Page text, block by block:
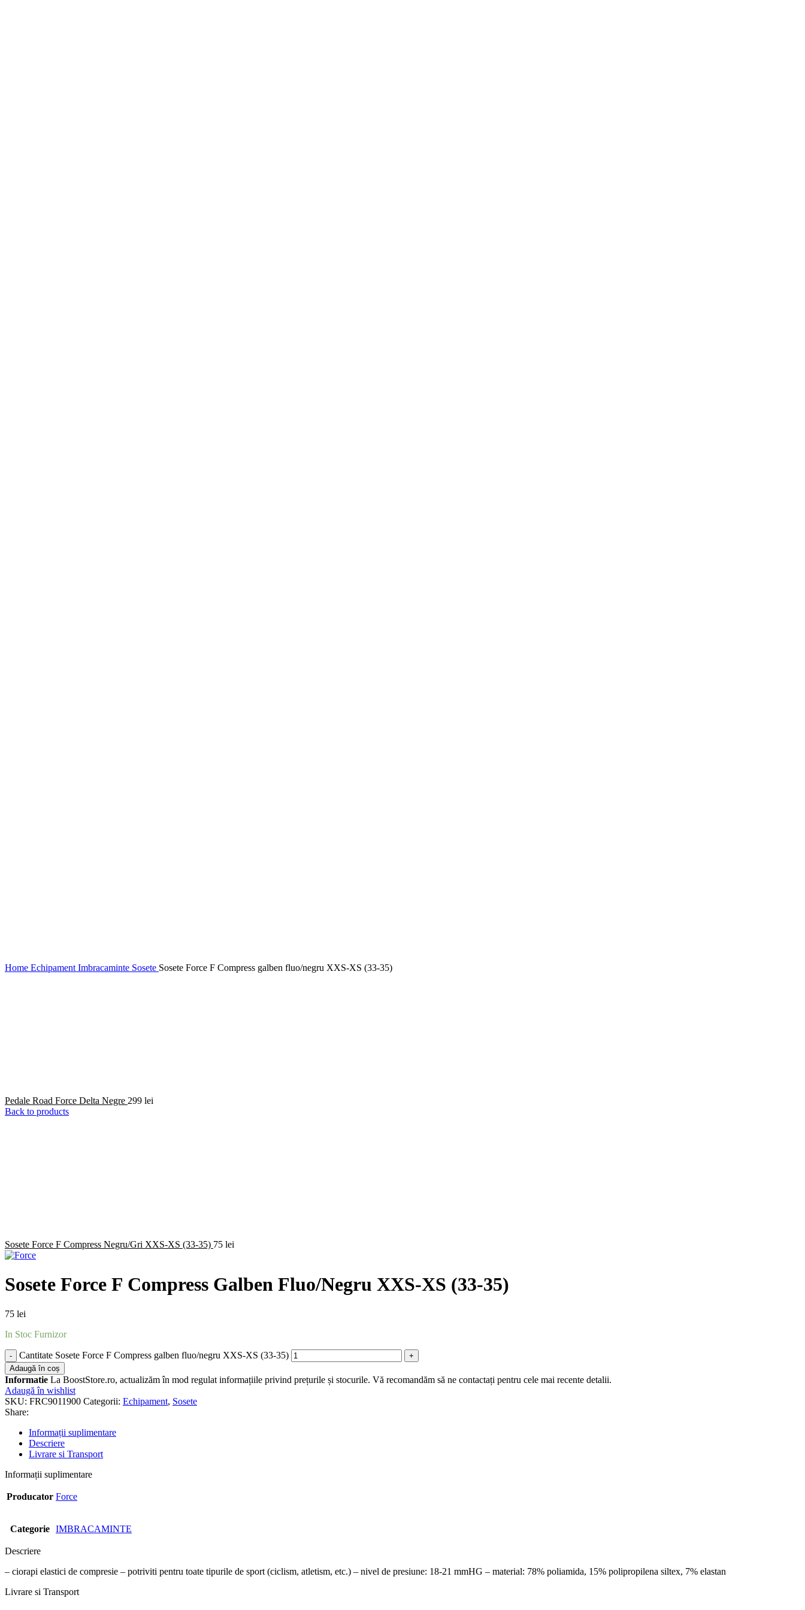
Home Echipament Imbracaminte Sosete Sosete Force F Compress galben fluo/negru XXS-XS (33-35)
Pedale Road Force Delta Negre 299 lei
Back to products
Sosete Force F Compress Negru/gri XXS-XS (33-35) 75 lei
Sosete Force F Compress Galben Fluo/negru XXS-XS (33-35)
75 lei
In Stoc Furnizor
Cantitate Sosete Force F Compress galben fluo/negru XXS-XS (33-35)
Adaugă în coș
Informatie La BoostStore.ro, actualizăm în mod regulat informațiile privind prețurile și stocurile. Vă recomandăm să ne contactați pentru cele mai recente detalii.
Adaugă în wishlist
SKU: FRC9011900 Categorii: Echipament, Sosete
Share:
Informații suplimentare
Descriere
Livrare si Transport
Informații suplimentare
Producator Force
Categorie IMBRACAMINTE
Descriere
– ciorapi elastici de compresie – potriviti pentru toate tipurile de sport (ciclism, atletism, etc.) – nivel de presiune: 18-21 mmHG – material: 78% poliamida, 15% polipropilena siltex, 7% elastan
Livrare si Transport